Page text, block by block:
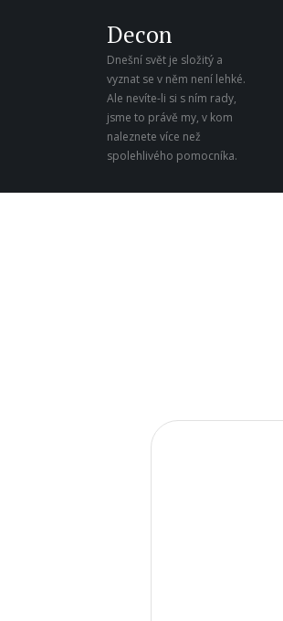
Decon
Dnešní svět je složitý a
vyznat se v něm není lehké.
Ale nevíte-li si s ním rady,
jsme to právě my, v kom
naleznete více než
spolehlivého pomocníka.